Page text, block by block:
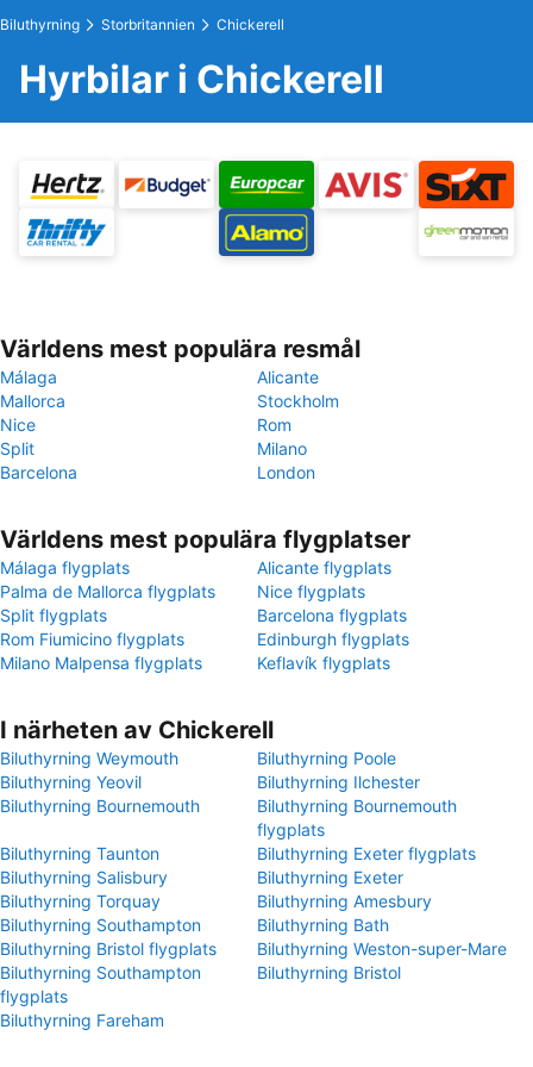
Biluthyrning Storbritannien Chickerell
Hyrbilar i Chickerell
Världens mest populära resmål
Málaga
Alicante
Mallorca
Stockholm
Nice
Rom
Split
Milano
Barcelona
London
Världens mest populära flygplatser
Málaga flygplats
Alicante flygplats
Palma de Mallorca flygplats
Nice flygplats
Split flygplats
Barcelona flygplats
Rom Fiumicino flygplats
Edinburgh flygplats
Milano Malpensa flygplats
Keflavík flygplats
I närheten av Chickerell
Biluthyrning Weymouth
Biluthyrning Poole
Biluthyrning Yeovil
Biluthyrning Ilchester
Biluthyrning Bournemouth
Biluthyrning Bournemouth
flygplats
Biluthyrning Taunton
Biluthyrning Exeter flygplats
Biluthyrning Salisbury
Biluthyrning Exeter
Biluthyrning Torquay
Biluthyrning Amesbury
Biluthyrning Southampton
Biluthyrning Bath
Biluthyrning Bristol flygplats
Biluthyrning Weston-super-Mare
Biluthyrning Southampton
flygplats
Biluthyrning Bristol
Biluthyrning Fareham